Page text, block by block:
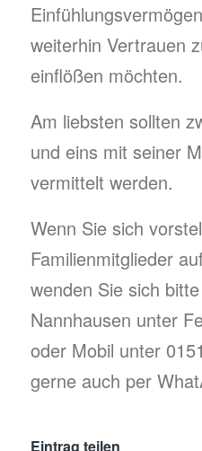
weiterhin Vertrauen
einflößen möchten.
Am liebsten sollten
und eins mit seiner
vermittelt werden.
Wenn Sie sich
Familienmitglieder
wenden Sie sich
Nannhausen unter
oder Mobil unter
gerne auch per
Eintrag teilen